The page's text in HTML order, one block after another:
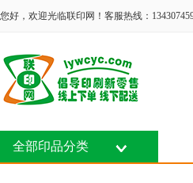
您好，欢迎光临联印网！客服热线：
全部印品分类